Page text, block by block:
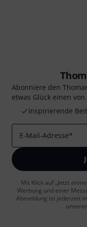
Abonniere den
etwas Glück einen von
Inspirierende
E-Mail-Adresse*
Mit Klick auf „Jetzt
Werbung und einer
Abmeldung ist jederzeit